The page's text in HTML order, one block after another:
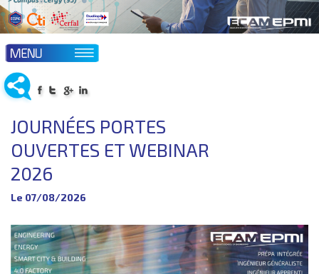
L’ÉCOLE
FORMATIONS
ADMISSIONS ▼
▼
INSERTION ▼
CONTACTS
ABOUT ECAM-EPMI
JOURNÉES PORTES
OUVERTES ET WEBINAR
2026
Le 07/08/2026